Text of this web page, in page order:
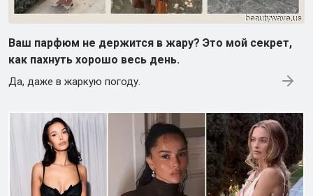
Ваш парфюм не держится в жару? Это мой секрет,
как пахнуть хорошо весь день.
Да, даже в жаркую погоду.